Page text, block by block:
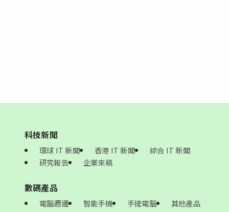
科技新聞
環球 IT 新聞 香港 IT 新聞
綜合 IT 新聞
研究報告
企業來稿
數碼產品
電腦週邊 智能手機 手提電腦 其他產品